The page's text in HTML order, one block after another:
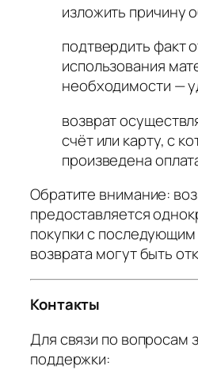
изложить причину
подтвердить факт
использования
необходимости —
возврат
счёт или карту, с
произведена
Обратите внимание:
предоставляется
покупки с
возврата могут быть
Контакты
Для связи по вопросам
поддержки: